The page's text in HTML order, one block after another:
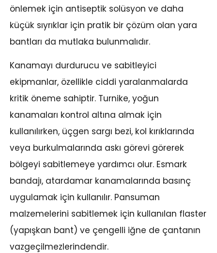
önlemek için antiseptik solüsyon ve daha
küçük sıyrıklar için pratik bir çözüm olan yara
bantları da mutlaka bulunmalıdır.
Kanamayı durdurucu ve sabitleyici
ekipmanlar, özellikle ciddi yaralanmalarda
kritik öneme sahiptir. Turnike, yoğun
kanamaları kontrol altına almak için
kullanılırken, üçgen sargı bezi, kol kırıklarında
veya burkulmalarında askı görevi görerek
bölgeyi sabitlemeye yardımcı olur. Esmark
bandajı, atardamar kanamalarında basınç
uygulamak için kullanılır. Pansuman
malzemelerini sabitlemek için kullanılan flaster
(yapışkan bant) ve çengelli iğne de çantanın
vazgeçilmezlerindendir.